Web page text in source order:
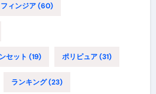
フィンジア(60)
セット (19) ポリピュア(31)
ランキング(23)